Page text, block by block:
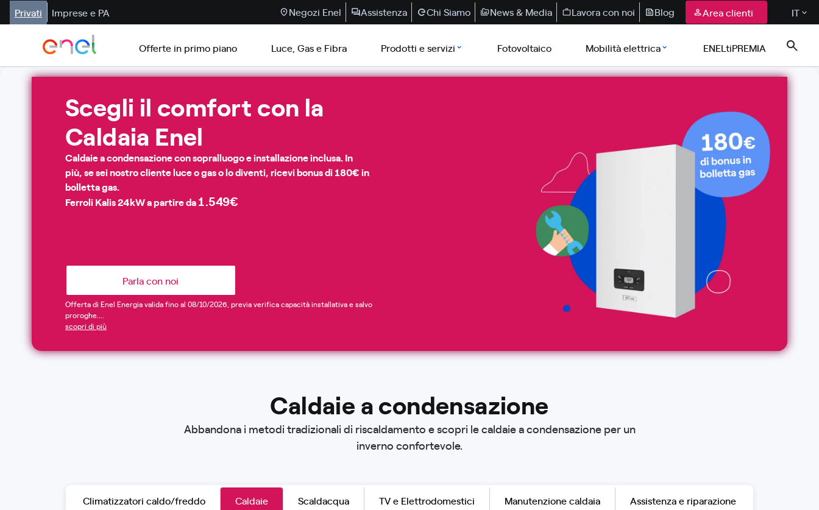
Privati Imprese e PA Negozi Enel Assistenza Chi Siamo News & Media Lavora con noi Blog Area clienti IT
Offerte in primo piano Luce, Gas e Fibra Prodotti e servizi Fotovoltaico Mobilità elettrica ENELtiPREMIA
Scegli il comfort con la
Caldaia Enel
Caldaie a condensazione con sopralluogo e installazione inclusa. In
più, se sei nostro cliente luce o gas o lo diventi, ricevi bonus di 180€ in
bolletta gas.
Ferroli Kalis 24kW a partire da1.549€
Parla con noi
Offerta di Enel Energia valida fino al 08/10/2026, previa verifica capacità installativa e salvo
proroghe....
scopri di più
Caldaie a condensazione
Abbandona i metodi tradizionali di riscaldamento e scopri le caldaie a condensazione per un
inverno confortevole.
Climatizzatori caldo/freddo Caldaie Scaldacqua TV e Elettrodomestici Manutenzione caldaia Assistenza e riparazione